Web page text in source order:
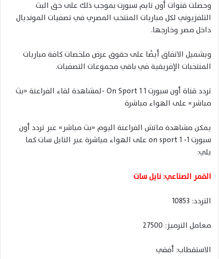
وحصلت قنوات أون تايم سبورت بموجب ذلك على حق البث
التلفزيوني لكل مباريات المنتخب المصري في تصفيات المونديال
داخل مصر وخارجها.
ويشميل الاتفاق أيضًا على حقوق عرض ملخصات كافة مباريات
المنتخبات الإفريقية في باقي مجموعات التصفيات.
تردد قناة أون سبورت 1 On Sport 1 -لمشاهدة لقاء الفراعنة «بث
مباشر» على الهواء مباشرة
يمكن مشاهدة ماتش الفراعنة اليوم «بث مباشر» عبر تردد أون
سبورت 1- on sport 1 على الهواء مباشرة عبر النايل سات كما
يلي:
القمر الصناعي: نايل سات
التردد: 10853
معامل الترميز: 27500
الاستقطاب: أفقي